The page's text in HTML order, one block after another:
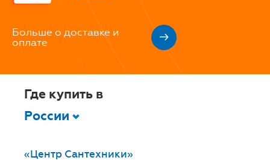
Больше о доставке и
оплате
Где купить в
России
«Центр Сантехники»